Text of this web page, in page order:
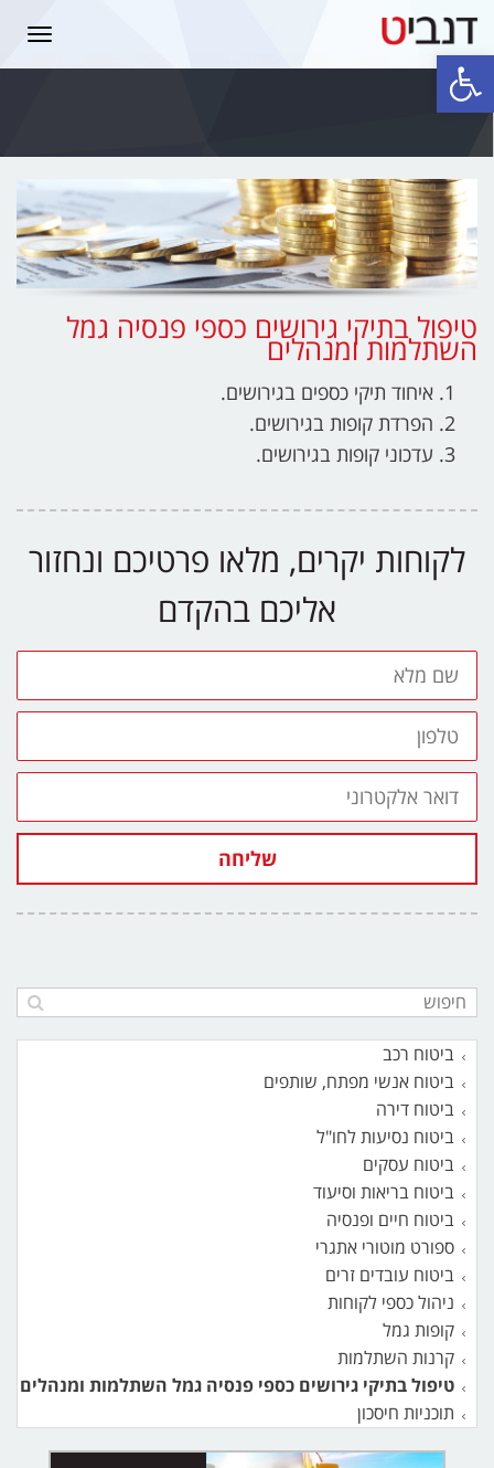
פתח סרגל נגישות
טיפול בתיקי גירושים כספי פנסיה גמל
השתלמות ומנהלים
איחוד תיקי כספים בגירושים.
הפרדת קופות בגירושים.
עדכוני קופות בגירושים.
לקוחות יקרים, מלאו פרטיכם ונחזור
אליכם בהקדם
שם
מלא
טלפון
דואר
אלקטרוני
שליחה
ביטוח רכב
ביטוח אנשי מפתח, שותפים
ביטוח דירה
ביטוח נסיעות לחו"ל
ביטוח עסקים
ביטוח בריאות וסיעוד
ביטוח חיים ופנסיה
ספורט מוטורי אתגרי
ביטוח עובדים זרים
ניהול כספי לקוחות
קופות גמל
קרנות השתלמות
טיפול בתיקי גירושים כספי פנסיה גמל השתלמות ומנהלים
תוכניות חיסכון